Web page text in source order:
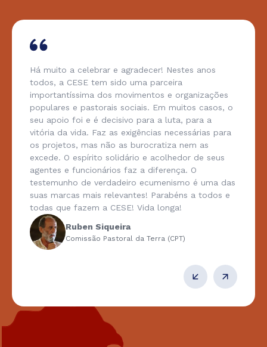
Há muito a celebrar e agradecer! Nestes anos
todos, a CESE tem sido uma parceira
importantíssima dos movimentos e organizações
populares e pastorais sociais. Em muitos casos, o
seu apoio foi e é decisivo para a luta, para a
vitória da vida. Faz as exigências necessárias para
os projetos, mas não as burocratiza nem as
excede. O espírito solidário e acolhedor de seus
agentes e funcionários faz a diferença. O
testemunho de verdadeiro ecumenismo é uma das
suas marcas mais relevantes! Parabéns a todos e
todas que fazem a CESE! Vida longa!
Ruben Siqueira
Comissão Pastoral da Terra (CPT)